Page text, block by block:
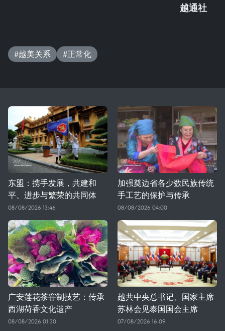
越通社
#越美关系 #正常化
东盟：携手发展，共建和
平、进步与繁荣的共同体
08/08/2026 13:46
加强奠边省各少数民族传统
手工艺的保护与传承
08/08/2026 04:00
广安莲花茶窨制技艺：传承
西湖荷香文化遗产
08/08/2026 01:30
越共中央总书记、国家主席
苏林会见泰国国会主席
07/08/2026 16:09